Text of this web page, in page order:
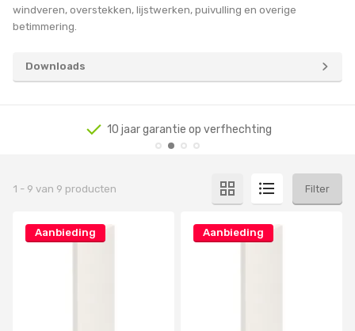
windveren, overstekken, lijstwerken, puivulling en overige
betimmering.
Downloads
10 jaar garantie op verfhechting
1 - 9 van 9 producten Filter
Aanbieding Aanbieding